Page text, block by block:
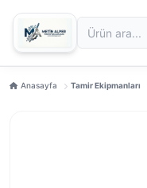
Anasayfa Tamir Ekipmanları